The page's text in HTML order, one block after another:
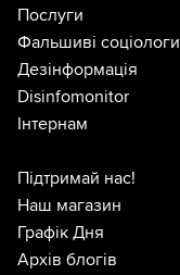
Послуги
Фальшиві соціологи
Дезінформація
Disinfomonitor
Інтернам
Підтримай нас!
Наш магазин
Графік Дня
Архів блогів